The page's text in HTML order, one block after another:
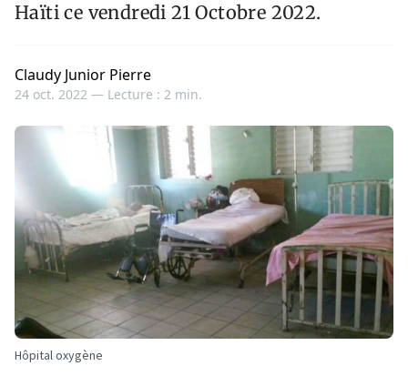
Haïti ce vendredi 21 Octobre 2022.
Claudy Junior Pierre
24 oct. 2022 — Lecture : 2 min.
Hôpital oxygène